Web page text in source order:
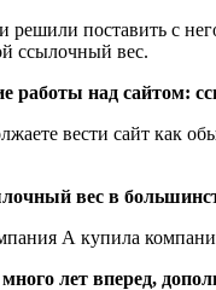
поставить с
ссылочный вес.
работы над сайтом:
вести сайт как
вес в
А купила
лет вперед,